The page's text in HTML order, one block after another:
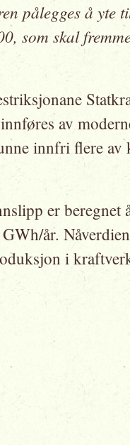
pålegges å yte
som skal
av
innfri flere av
er beregnet
år.
i